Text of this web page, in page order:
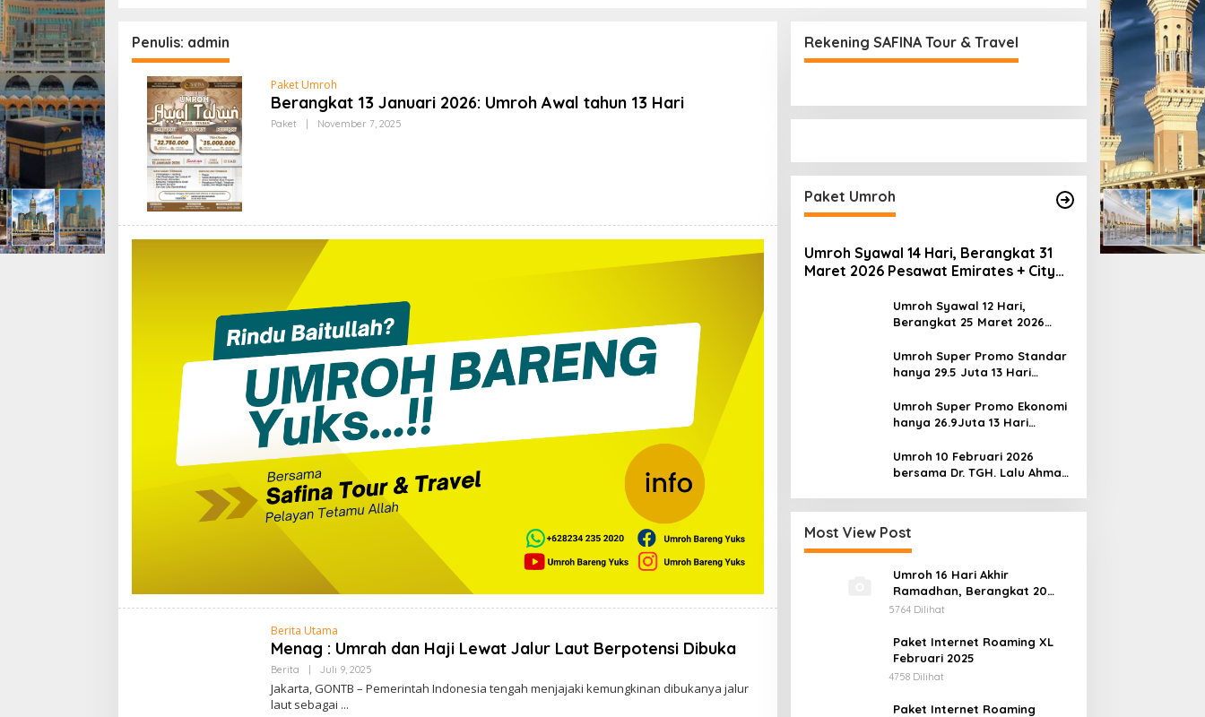
Penulis: admin
Paket Umroh
Berangkat 13 Januari 2026: Umroh Awal tahun 13 Hari
Paket November 7, 2025
Berita Utama
Menag : Umrah dan Haji Lewat Jalur Laut Berpotensi Dibuka
Berita | Juli 9, 2025
Jakarta, GONTB – Pemerintah Indonesia tengah menjajaki kemungkinan dibukanya jalur
laut sebagai
Rekening SAFINA Tour & Travel
Paket Umroh
Umroh Syawal 14 Hari, Berangkat 31
Maret 2026 Pesawat Emirates + City
Umroh Syawal 12 Hari,
Berangkat 25 Maret 2026
Umroh Super Promo Standar
hanya 29.5 Juta 13 Hari
Umroh Super Promo Ekonomi
hanya 26.9Juta 13 Hari
Umroh 10 Februari 2026
bersama Dr. TGH. Lalu Ahmad
Most View Post
Umroh 16 Hari Akhir
Ramadhan, Berangkat 20
Maret 2025
5764 Dilihat
Paket Internet Roaming XL
Februari 2025
4758 Dilihat
Paket Internet Roaming